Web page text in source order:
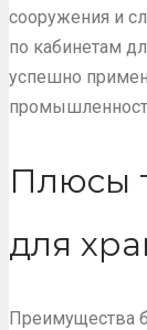
сооружения и
по кабинетам
успешно
Плюсы
для
Преимущества